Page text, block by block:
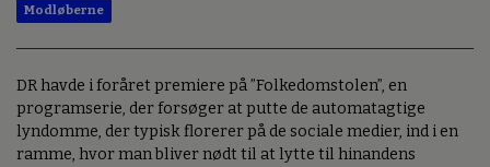
Modløberne
DR havde i foråret premiere på ”Folkedomstolen”, en
programserie, der forsøger at putte de automatagtige
lyndomme, der typisk florerer på de sociale medier, ind i en
ramme, hvor man bliver nødt til at lytte til hinandens